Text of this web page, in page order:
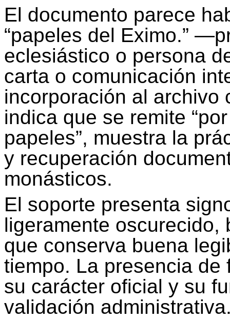
El documento parece
“papeles del Eximo.”
eclesiástico o persona
carta o comunicación
incorporación al archivo
indica que se remite
papeles”, muestra la
y recuperación
monásticos.
El soporte presenta
ligeramente oscurecido,
que conserva buena
tiempo. La presencia de
su carácter oficial y su
validación